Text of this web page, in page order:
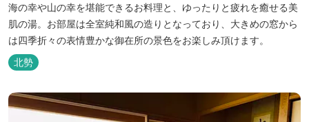
海の幸や山の幸を堪能できるお料理と、ゆったりと疲れを癒せる美
肌の湯。お部屋は全室純和風の造りとなっており、大きめの窓から
は四季折々の表情豊かな御在所の景色をお楽しみ頂けます。
北勢